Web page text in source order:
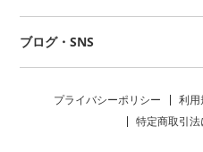
ブログ・SNS
プライバシーポリシー 利用
特定商取引